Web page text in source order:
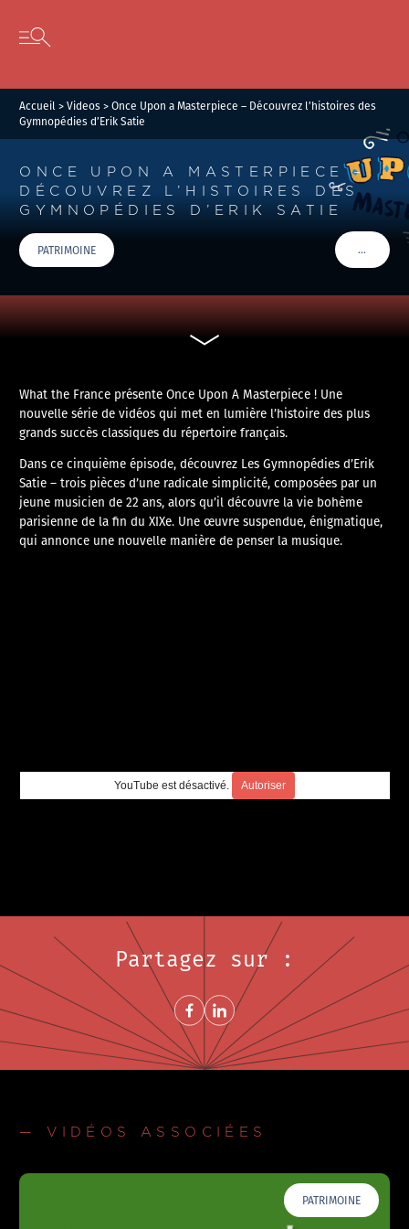
Skip to content
Open secondary menu
Accueil >Videos >Once Upon a Masterpiece – Découvrez l’histoires des
Gymnopédies d’Erik Satie
ONCE UPON A MASTERPIECE –
DÉCOUVREZ L’HISTOIRES DES
GYMNOPÉDIES D’ERIK SATIE
PATRIMOINE …VOIR
What the France présente Once Upon A Masterpiece ! Une
nouvelle série de vidéos qui met en lumière l’histoire des plus
grands succès classiques du répertoire français.
Dans ce cinquième épisode, découvrez Les Gymnopédies d’Erik
Satie – trois pièces d’une radicale simplicité, composées par un
jeune musicien de 22 ans, alors qu’il découvre la vie bohème
parisienne de la fin du XIXe. Une œuvre suspendue, énigmatique,
qui annonce une nouvelle manière de penser la musique.
YouTube est désactivé. Autoriser
Partagez sur :
Share on FacebookNouvelle fenêtre
Share on LinkedInNouvelle fenêtre
— VIDÉOS ASSOCIÉES
PATRIMOINE